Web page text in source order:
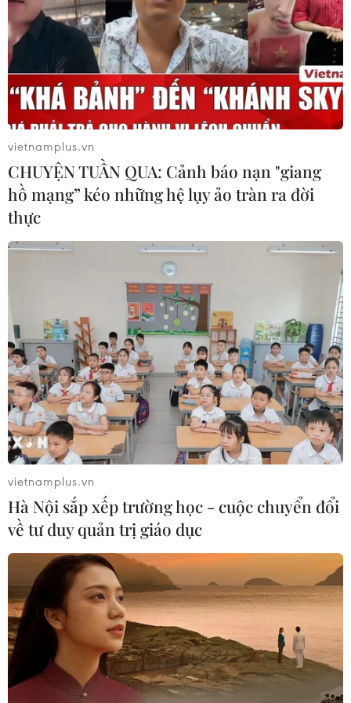
TIN CÙNG CHUYÊN MỤC
2024: Năm vàng son của bóng đá Tây
vietnamplus.vn
CHUYỆN TUẦN QUA: Cảnh báo nạn "giang
hồ mạng” kéo những hệ lụy ảo tràn ra đời
thực
vietnamplus.vn
Hà Nội sắp xếp trường học - cuộc chuyển đổi
về tư duy quản trị giáo dục